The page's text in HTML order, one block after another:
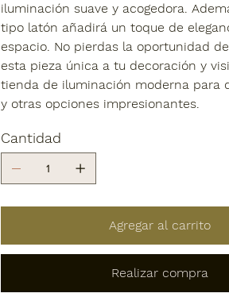
iluminación suave y acogedora.
tipo latón añadirá un toque de
espacio. No pierdas la oportunidad
esta pieza única a tu decoración y
tienda de iluminación moderna para
y otras opciones impresionantes.
Cantidad
Agregar al carrito
Realizar compra